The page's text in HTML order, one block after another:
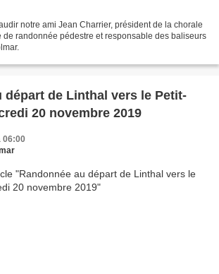
notre ami Jean Charrier, président de la chorale
de randonnée pédestre et responsable des baliseurs
départ de Linthal vers le Petit-
20 novembre 2019
06:00